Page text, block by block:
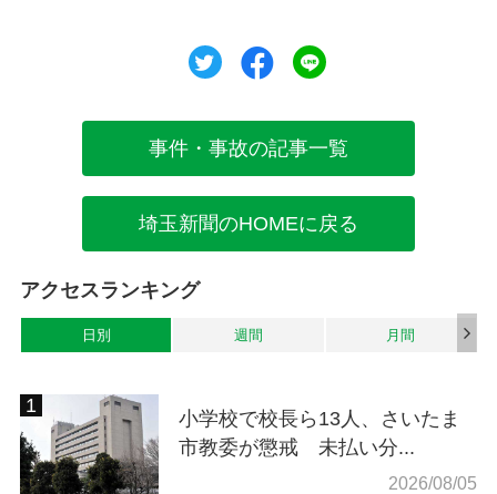
ツイートシェア
事件・事故の記事一覧
埼玉新聞のHOMEに戻る
アクセスランキング
日別 週間 月間
小学校で校長ら13人、さいたま
市教委が懲戒 未払い分...
2026/08/05